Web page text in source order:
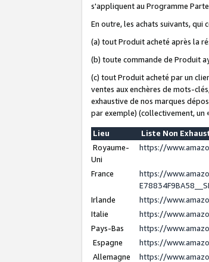
s'appliquent au Programme
En outre, les achats suivants, qui
(a) tout Produit acheté après la
(b) toute commande de Produit
(c) tout Produit acheté par un
ventes aux enchères de mots-
exhaustive de nos marques
par exemple) (collectivement, un
Lieu
Liste Non
Royaume-
Uni
https://
France
https://
Irlande
https://
Italie
https://
Pays-Bas
https://
Espagne
https://
Allemagne
https://